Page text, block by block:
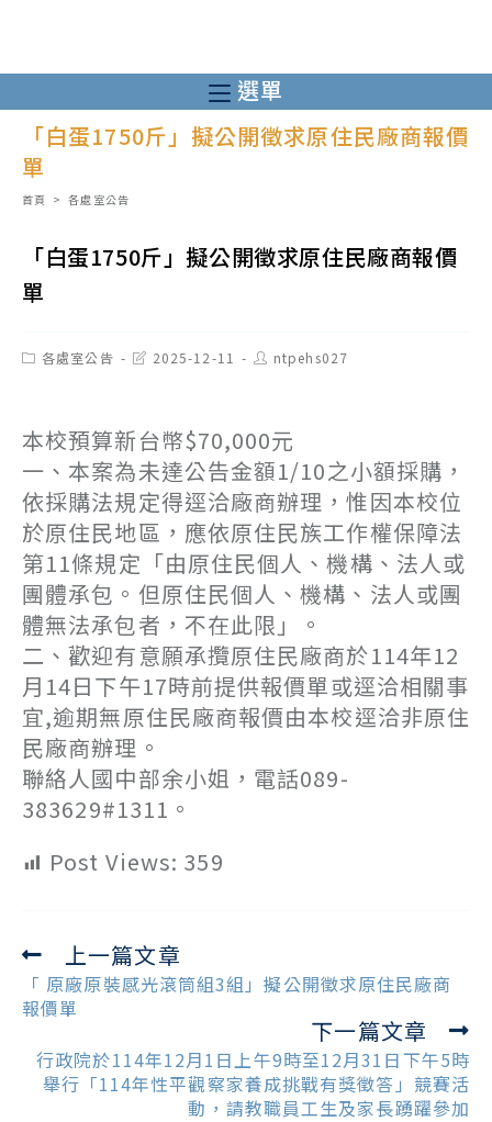
至
主
選單
「白蛋1750斤」擬公開徵求原住民廠商報價
單
首頁 > 各處室公告
「白蛋1750斤」擬公開徵求原住民廠商報價
單
Post各處室公告
Post2025-12-11
Post
author:
ntpehs027
本校預算新台幣$70,000元
一、本案為未達公告金額1/10之小額採購，
依採購法規定得逕洽廠商辦理，惟因本校位
於原住民地區，應依原住民族工作權保障法
第11條規定「由原住民個人、機構、法人或
團體承包。但原住民個人、機構、法人或團
體無法承包者，不在此限」。
二、歡迎有意願承攬原住民廠商於114年12
月14日下午17時前提供報價單或逕洽相關事
宜,逾期無原住民廠商報價由本校逕洽非原住
民廠商辦理。
聯絡人國中部余小姐，電話089-
383629#1311。
Post Views: 359
Read
more
articles
上一篇文章
「 原廠原裝感光滾筒組3組」擬公開徵求原住民廠商
報價單
下一篇文章
行政院於114年12月1日上午9時至12月31日下午5時
舉行「114年性平觀察家養成挑戰有獎徵答」競賽活
動，請教職員工生及家長踴躍參加